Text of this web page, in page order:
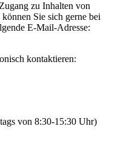
zu Inhalten von
Sie sich gerne bei
E-Mail-Adresse:
kontaktieren:
von 8:30-15:30 Uhr)